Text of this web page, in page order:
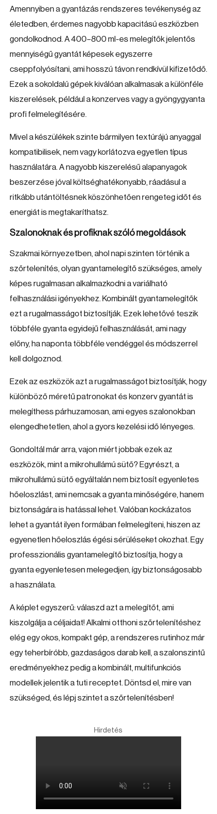
Amennyiben a gyantázás rendszeres tevékenység az
életedben, érdemes nagyobb kapacitású eszközben
gondolkodnod. A 400–800 ml-es melegítők jelentős
mennyiségű gyantát képesek egyszerre
cseppfolyósítani, ami hosszú távon rendkívül kifizetődő.
Ezek a sokoldalú gépek kiválóan alkalmasak a különféle
kiszerelések, például a konzerves vagy a gyöngygyanta
profi felmelegítésére.
Mivel a készülékek szinte bármilyen textúrájú anyaggal
kompatibilisek, nem vagy korlátozva egyetlen típus
használatára. A nagyobb kiszerelésű alapanyagok
beszerzése jóval költséghatékonyabb, ráadásul a
ritkább utántöltésnek köszönhetően rengeteg időt és
energiát is megtakaríthatsz.
Szalonoknak és profiknak szóló megoldások
Szakmai környezetben, ahol napi szinten történik a
szőrtelenítés, olyan gyantamelegítő szükséges, amely
képes rugalmasan alkalmazkodni a variálható
felhasználási igényekhez. Kombinált gyantamelegítők
ezt a rugalmasságot biztosítják. Ezek lehetővé teszik
többféle gyanta egyidejű felhasználását, ami nagy
előny, ha naponta többféle vendéggel és módszerrel
kell dolgoznod.
Ezek az eszközök azt a rugalmasságot biztosítják, hogy
különböző méretű patronokat és konzerv gyantát is
melegíthess párhuzamosan, ami egyes szalonokban
elengedhetetlen, ahol a gyors kezelési idő lényeges.
Gondoltál már arra, vajon miért jobbak ezek az
eszközök, mint a mikrohullámú sütő? Egyrészt, a
mikrohullámú sütő egyáltalán nem biztosít egyenletes
hőeloszlást, ami nemcsak a gyanta minőségére, hanem
biztonságára is hatással lehet. Valóban kockázatos
lehet a gyantát ilyen formában felmelegíteni, hiszen az
egyenetlen hőeloszlás égési sérüléseket okozhat. Egy
professzionális gyantamelegítő biztosítja, hogy a
gyanta egyenletesen melegedjen, így biztonságosabb
a használata.
A képlet egyszerű: válaszd azt a melegítőt, ami
kiszolgálja a céljaidat! Alkalmi otthoni szőrtelenítéshez
elég egy okos, kompakt gép, a rendszeres rutinhoz már
egy teherbíróbb, gazdaságos darab kell, a szalonszintű
eredményekhez pedig a kombinált, multifunkciós
modellek jelentik a tuti receptet. Döntsd el, mire van
szükséged, és lépj szintet a szőrtelenítésben!
Hirdetés